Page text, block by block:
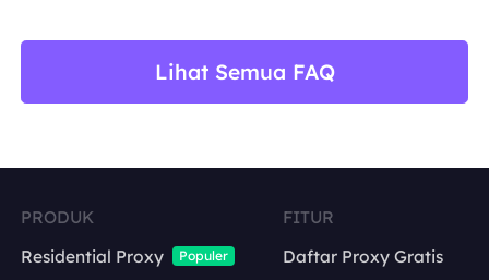
Lihat Semua FAQ
PRODUK
Residential Proxy
Populer
FITUR
Daftar Proxy Gratis